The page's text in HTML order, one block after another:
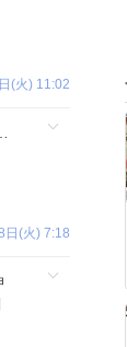
(火) 11:02
日(火) 7:18